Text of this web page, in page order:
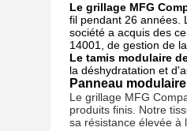
Le grillage MFG
fil pendant 26 années.
société a acquis des
14001, de gestion de
Le tamis modulaire
la déshydratation et
Panneau
Le grillage MFG
produits finis. Notre
sa résistance élevée à